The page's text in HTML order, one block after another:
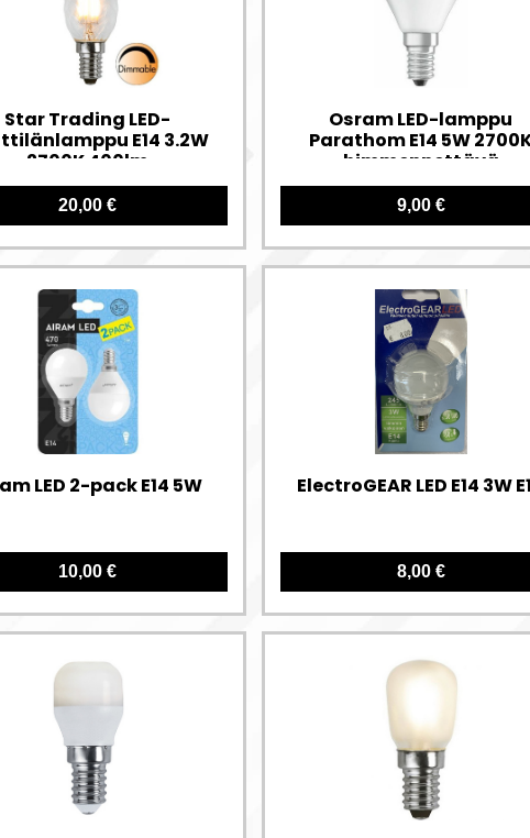
Star Trading LED-
E14 3.2W
2700K 400lm
himmennettävä
20,00 €
Osram LED-lamppu
Parathom E14 5W
himmennettävä
9,00 €
LED 2-pack E14 5W
10,00 €
ElectroGEAR LED E14 3W
8,00 €